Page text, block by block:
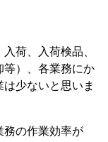
荷、入荷検品、
等）、各業務にか
少ないと思いま
務の作業効率が